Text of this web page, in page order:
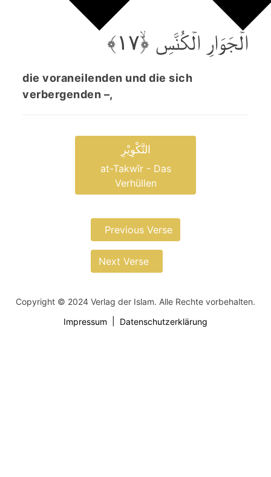
الۡجَوَارِ الۡکُنَّسِ ﴿ۙ۱۷﴾
die voraneilenden und die sich
verbergenden –,
التَّکْوِیْرِ
at-Takwīr - Das
Verhüllen
Previous Verse
Next Verse
Copyright © 2024 Verlag der Islam. Alle Rechte vorbehalten.
Impressum
Datenschutzerklärung